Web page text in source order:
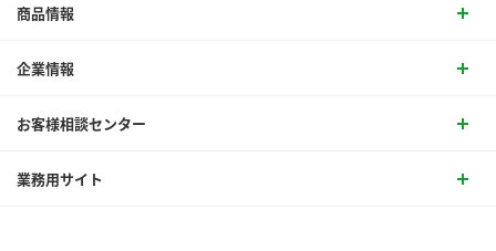
商品情報
企業情報
お客様相談センター
業務用サイト